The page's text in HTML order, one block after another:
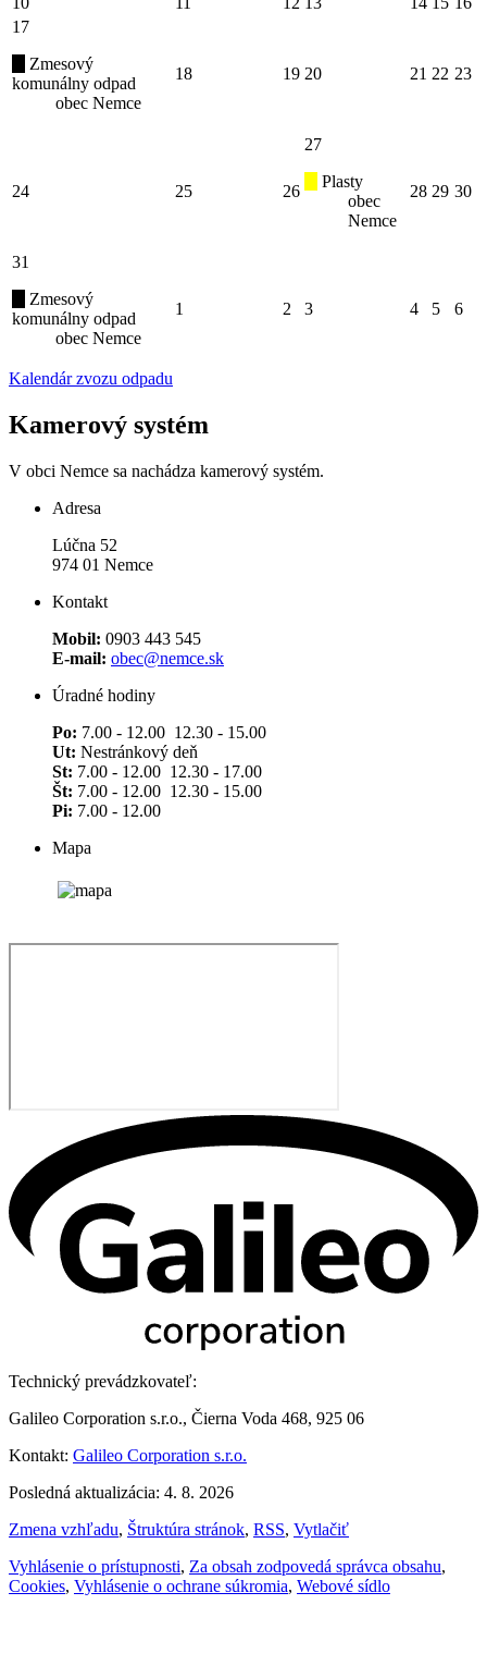
17
Zmesový
komunálny odpad
obec Nemce
18 19 20 21 22 23
24 25 26
27
Plasty
obec
Nemce
28 29 30
31
Zmesový
komunálny odpad
obec Nemce
1 2 3 4 5 6
Kalendár zvozu odpadu
Kamerový systém
V obci Nemce sa nachádza kamerový systém.
Adresa
Lúčna 52
974 01 Nemce
Kontakt
Mobil: 0903 443 545
E-mail: obec@nemce.sk
Úradné hodiny
Po: 7.00 - 12.00 12.30 - 15.00
Ut: Nestránkový deň
St: 7.00 - 12.00 12.30 - 17.00
Št: 7.00 - 12.00 12.30 - 15.00
Pi: 7.00 - 12.00
Mapa
Technický prevádzkovateľ:
Galileo Corporation s.r.o., Čierna Voda 468, 925 06
Kontakt: Galileo Corporation s.r.o.
Posledná aktualizácia: 4. 8. 2026
Zmena vzhľadu, Štruktúra stránok, RSS, Vytlačiť
Vyhlásenie o prístupnosti, Za obsah zodpovedá správca obsahu,
Cookies, Vyhlásenie o ochrane súkromia, Webové sídlo